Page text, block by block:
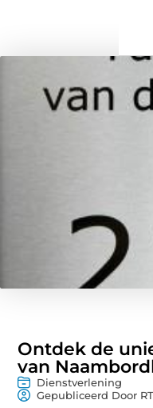
Ontdek de
van
Dienstverlening
Gepubliceerd Door